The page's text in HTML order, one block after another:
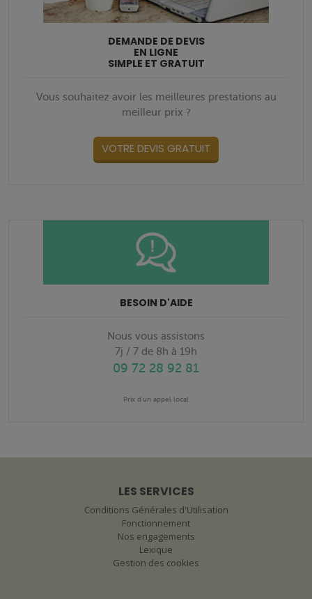
DEMANDE DE DEVIS
EN LIGNE
SIMPLE ET GRATUIT
Vous souhaitez avoir les meilleures prestations au
meilleur prix ?
VOTRE DEVIS GRATUIT
BESOIN D'AIDE
Nous vous assistons
7j / 7 de 8h à 19h
09 72 28 92 81
Prix d'un appel local
LES SERVICES
Conditions Générales d'Utilisation
Fonctionnement
Nos engagements
Lexique
Gestion des cookies